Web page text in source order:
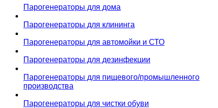
Парогенераторы для дома
Парогенераторы для клининга
Парогенераторы для автомойки и СТО
Парогенераторы для дезинфекции
Парогенераторы для пищевого/промышленного
производства
Парогенераторы для чистки обуви